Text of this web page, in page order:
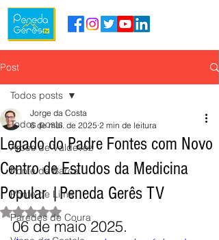
Post
Todos posts
Arcos de Valdevez
Ponte da Barca
Ponte de Lima
Paredes de Coura
Todos posts
Legado do Padre Fontes com Novo
Centro de Estudos da Medicina
Popular |Peneda Gerês TV
Jorge da Costa
6 de mai. de 2025 2 min de leitura
Avaliado com NaN de 5 estrelas.
06 de maio 2025.